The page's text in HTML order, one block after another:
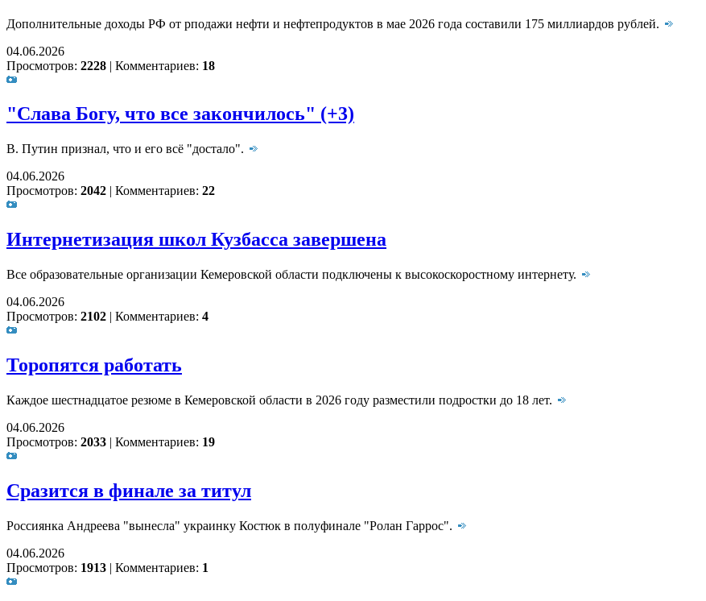
Дополнительные доходы РФ от рподажи нефти и нефтепродуктов в мае 2026 года составили 175 миллиардов рублей.
04.06.2026
Просмотров: 2228 | Комментариев: 18
"Слава Богу, что все закончилось" (+3)
В. Путин признал, что и его всё "достало".
04.06.2026
Просмотров: 2042 | Комментариев: 22
Интернетизация школ Кузбасса завершена
Все образовательные организации Кемеровской области подключены к высокоскоростному интернету.
04.06.2026
Просмотров: 2102 | Комментариев: 4
Торопятся работать
Каждое шестнадцатое резюме в Кемеровской области в 2026 году разместили подростки до 18 лет.
04.06.2026
Просмотров: 2033 | Комментариев: 19
Сразится в финале за титул
Россиянка Андреева "вынесла" украинку Костюк в полуфинале "Ролан Гаррос".
04.06.2026
Просмотров: 1913 | Комментариев: 1